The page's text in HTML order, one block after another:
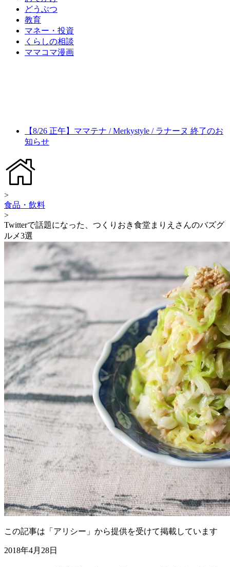
どうぶつ
教育
マネー・投資
くらしの相談
ママコマ漫画
【8/26 正午】ママテナ / Merkystyle / ラナーヌ 終了のお
知らせ
>
食品・飲料
>
Twitterで話題になった、つくりおき食堂まりえさんのバズグ
ルメ3選
この記事は「アリシー」から提供を受けて掲載しています
2018年4月28日